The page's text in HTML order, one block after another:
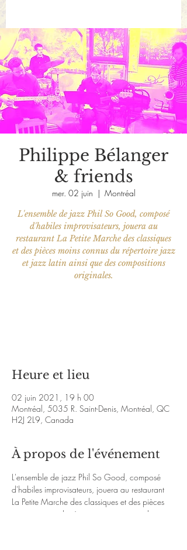
Philippe Bélanger
& friends
mer. 02 juin
  |
Montréal
L'ensemble de jazz Phil So Good, composé
d'habiles improvisateurs, jouera au
restaurant La Petite Marche des classiques
et des pièces moins connus du répertoire jazz
et jazz latin ainsi que des compositions
originales.
Heure et lieu
02 juin 2021, 19 h 00
Montréal, 5035 R. Saint-Denis, Montréal, QC
H2J 2L9, Canada
À propos de l'événement
L'ensemble de jazz Phil So Good, composé
d'habiles improvisateurs, jouera au restaurant
La Petite Marche des classiques et des pièces
moins connus du répertoire jazz et jazz latin